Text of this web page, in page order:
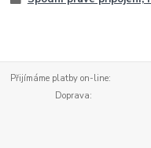
Přijímáme
Doprava: